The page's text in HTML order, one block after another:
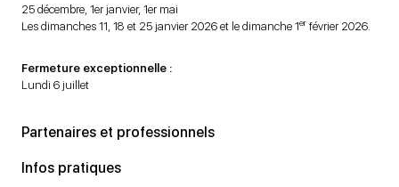
25 décembre, 1er janvier, 1er mai
Les dimanches 11, 18 et 25 janvier 2026 et le dimanche 1er février 2026.
Fermeture exceptionnelle :
Lundi 6 juillet
Partenaires et professionnels
Infos pratiques